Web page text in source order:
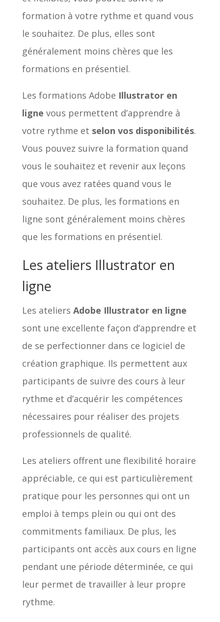
formation à votre rythme et quand vous
le souhaitez. De plus, elles sont
généralement moins chères que les
formations en présentiel.
Les formations Adobe Illustrator en
ligne vous permettent d’apprendre à
votre rythme et selon vos disponibilités.
Vous pouvez suivre la formation quand
vous le souhaitez et revenir aux leçons
que vous avez ratées quand vous le
souhaitez. De plus, les formations en
ligne sont généralement moins chères
que les formations en présentiel.
Les ateliers Illustrator en
ligne
Les ateliers Adobe Illustrator en ligne
sont une excellente façon d’apprendre et
de se perfectionner dans ce logiciel de
création graphique. Ils permettent aux
participants de suivre des cours à leur
rythme et d’acquérir les compétences
nécessaires pour réaliser des projets
professionnels de qualité.
Les ateliers offrent une flexibilité horaire
appréciable, ce qui est particulièrement
pratique pour les personnes qui ont un
emploi à temps plein ou qui ont des
commitments familiaux. De plus, les
participants ont accès aux cours en ligne
pendant une période déterminée, ce qui
leur permet de travailler à leur propre
rythme.